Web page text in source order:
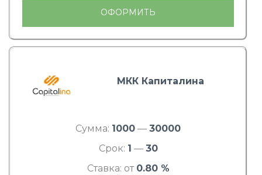
ОФОРМИТЬ
МКК Капиталина
Сумма: 1000 — 30000
Срок: 1 — 30
Ставка: от 0.80 %